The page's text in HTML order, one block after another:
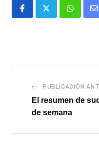
Whatsapp
PUBLICACIÓN
El resumen de
de semana